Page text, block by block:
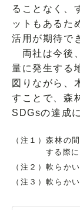
ることなく、
ットもあるた
活用が期待で
両社は今後
量に発生する
図りながら、
すことで、森
SDGsの達成
（注１）森林の
する際
（注２）軟らか
（注３）軟らか